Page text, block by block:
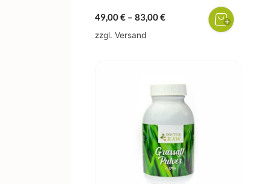
49,00€ – 83,00€Preisspanne:
zzgl. Versand
gewählt
werden